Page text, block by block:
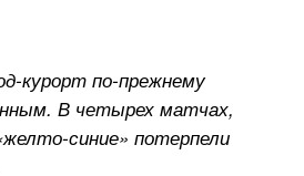
курорт по-прежнему
В четырех матчах,
синие» потерпели